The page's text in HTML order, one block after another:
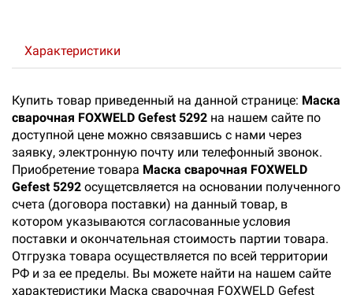
Характеристики
Купить товар приведенный на данной странице: Маска
сварочная FOXWELD Gefest 5292 на нашем сайте по
доступной цене можно связавшись с нами через
заявку, электронную почту или телефонный звонок.
Приобретение товара Маска сварочная FOXWELD
Gefest 5292 осущетсвляется на основании полученного
счета (договора поставки) на данный товар, в
котором указываются согласованные условия
поставки и окончательная стоимость партии товара.
Отгрузка товара осуществляется по всей территории
РФ и за ее пределы. Вы можете найти на нашем сайте
характеристики Маска сварочная FOXWELD Gefest